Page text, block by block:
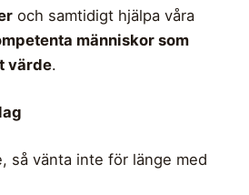
och samtidigt hjälpa våra
människor som
värde.
så vänta inte för länge med